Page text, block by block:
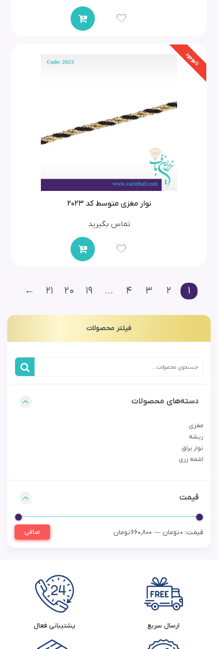
ناموجود
نوار مغزی متوسط کد 2023
تماس بگیرید
1
2
3
4
…
19
20
21
←
فیلتر محصولات
دسته‌های محصولات
مغزی
ریشه
نوار یراق
اشمه زری
قیمت
صافی قيمت: 0 تومان — 660,800 تومان
ارسال سریع پشتیبانی فعال